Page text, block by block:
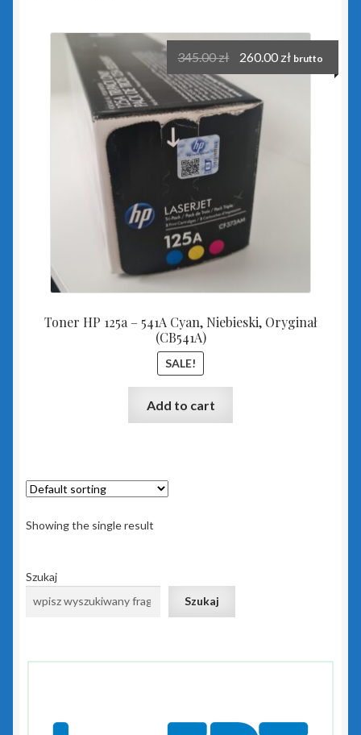
Insert GT
Biuro GT
czerwony PLUS dla InsERT GT
Gratyfikant GT
Gratyfikant GT Sfera
niebieski PLUS dla InsERT GT
Rachmistrz GT
Subiekt GT
Toner HP 125a – 541A Cyan, Niebieski, Oryginał
(CB541A)
SALE!
345.00zł 260.00 zł brutto
Add to cart
Showing the single result
Szukaj
Szukaj